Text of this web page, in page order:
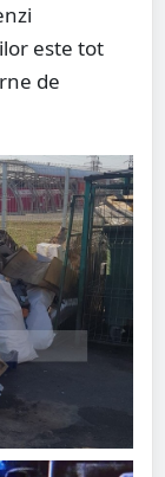
este tot
de